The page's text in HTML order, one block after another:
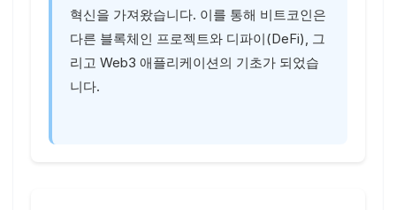
혁신을 가져왔습니다. 이를 통해 비트코인은
다른 블록체인 프로젝트와 디파이(DeFi), 그
리고 Web3 애플리케이션의 기초가 되었습
니다.